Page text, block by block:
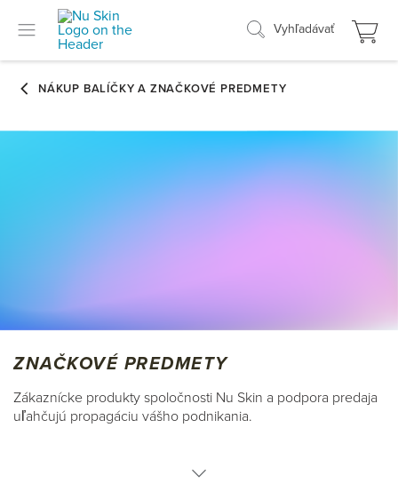
Vyhľadávať
ZNAČKOVÉ PREDMETY
Zákaznícke produkty spoločnosti Nu Skin a podpora predaja
uľahčujú propagáciu vášho podnikania.